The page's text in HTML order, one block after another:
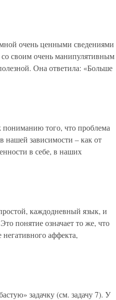
очень ценными сведениями
со своим очень манипулятивным
Она ответила: «Больше
того, что проблема
нашей зависимости – как от
в себе, в наших
каждодневный язык, и
понятие означает то же, что
аффекта,
задачку (см. задачу 7). У